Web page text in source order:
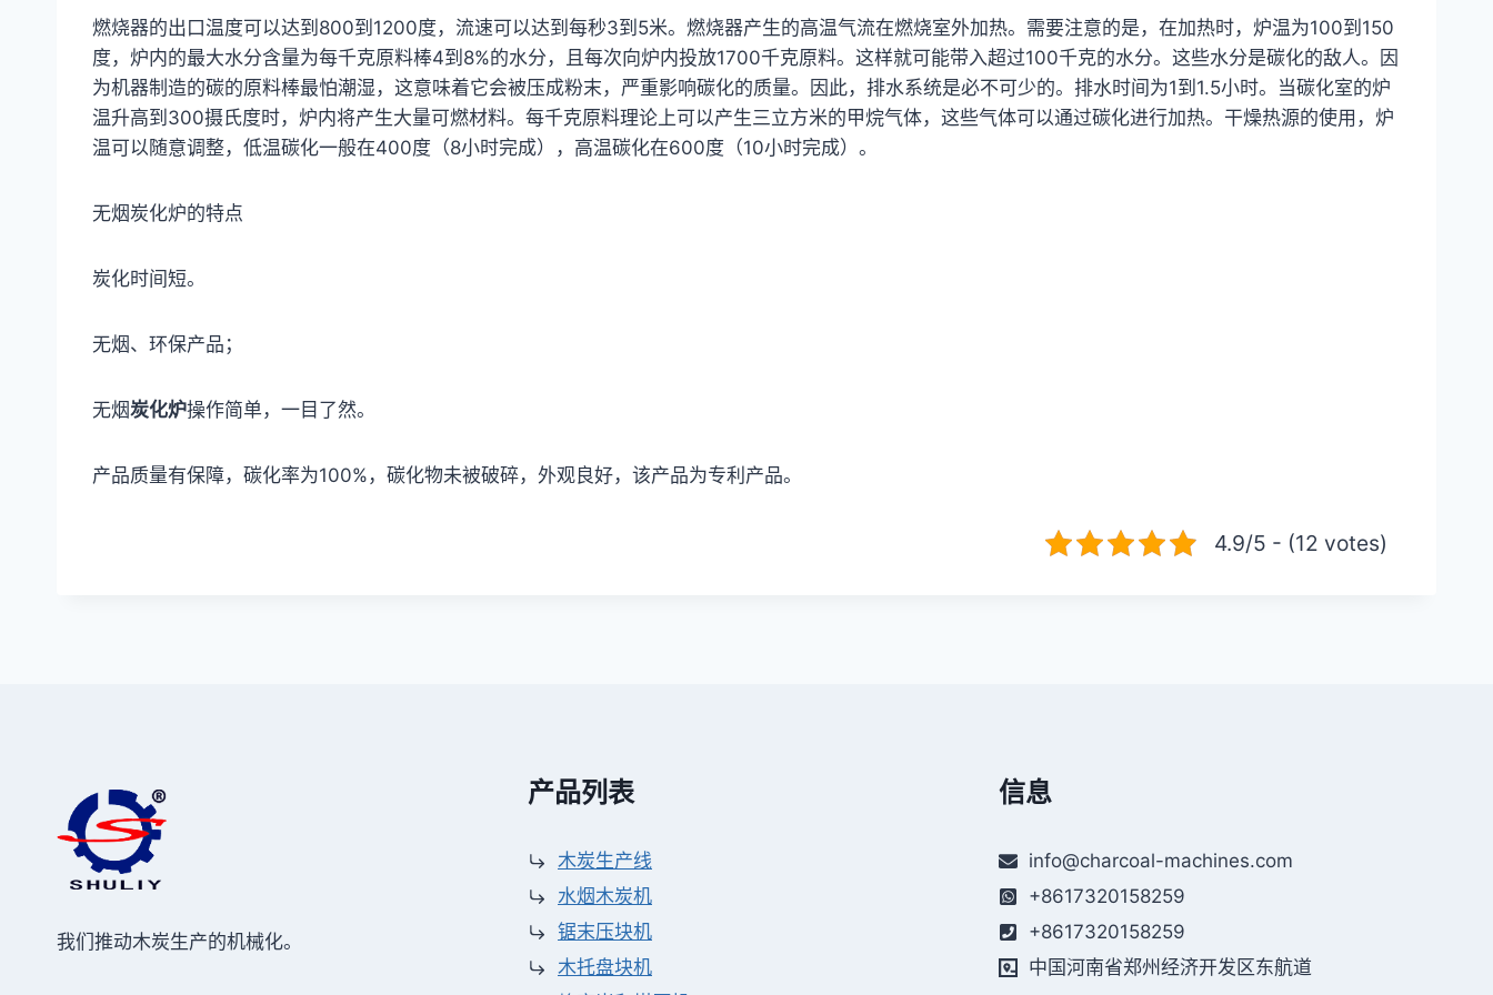
燃烧器的出口温度可以达到800到1200度，流速可以达到每秒3到5米。燃烧器产生的高温气流在燃烧室外加热。需要注意的是，在加热时，炉温为100到150
度，炉内的最大水分含量为每千克原料棒4到8%的水分，且每次向炉内投放1700千克原料。这样就可能带入超过100千克的水分。这些水分是碳化的敌人。因
为机器制造的碳的原料棒最怕潮湿，这意味着它会被压成粉末，严重影响碳化的质量。因此，排水系统是必不可少的。排水时间为1到1.5小时。当碳化室的炉
温升高到300摄氏度时，炉内将产生大量可燃材料。每千克原料理论上可以产生三立方米的甲烷气体，这些气体可以通过碳化进行加热。干燥热源的使用，炉
温可以随意调整，低温碳化一般在400度（8小时完成），高温碳化在600度（10小时完成）。
无烟炭化炉的特点
炭化时间短。
无烟、环保产品；
无烟炭化炉操作简单，一目了然。
产品质量有保障，碳化率为100%，碳化物未被破碎，外观良好，该产品为专利产品。
4.9/5 - (12 votes)
我们推动木炭生产的机械化。
产品列表
木炭生产线
水烟木炭机
锯末压块机
木托盘块机
信息
info@charcoal-machines.com
+8617320158259
+8617320158259
中国河南省郑州经济开发区东航道